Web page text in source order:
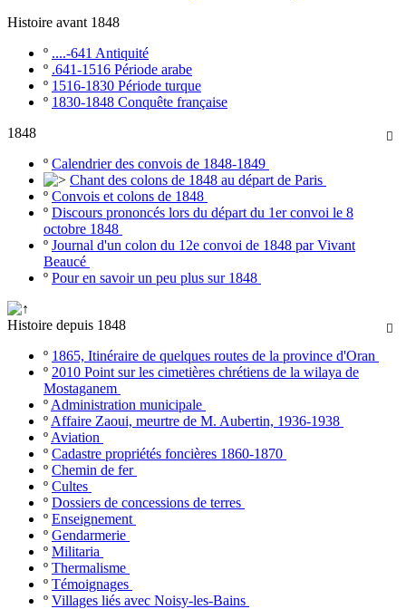
Histoire avant 1848
º ....-641 Antiquité
º .641-1516 Période arabe
º 1516-1830 Période turque
º 1830-1848 Conquête française

1848
º Calendrier des convois de 1848-1849
Chant des colons de 1848 au départ de Paris
º Convois et colons de 1848
º Discours prononcés lors du départ du 1er convoi le 8
octobre 1848
º Journal d'un colon du 12e convoi de 1848 par Vivant
Beaucé
º Pour en savoir un peu plus sur 1848

Histoire depuis 1848
º 1865, Itinéraire de quelques routes de la province d'Oran
º 2010 Point sur les cimetières chrétiens de la wilaya de
Mostaganem
º Administration municipale
º Affaire Zaoui, meurtre de M. Aubertin, 1936-1938
º Aviation
º Cadastre propriétés foncières 1860-1870
º Chemin de fer
º Cultes
º Dossiers de concessions de terres
º Enseignement
º Gendarmerie
º Militaria
º Thermalisme
º Témoignages
º Villages liés avec Noisy-les-Bains